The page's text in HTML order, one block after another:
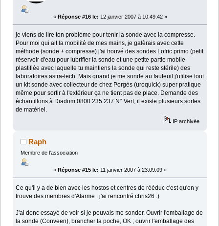
« Réponse #16 le: 12 janvier 2007 à 10:49:42 »
je viens de lire ton problème pour tenir la sonde avec la compresse.
Pour moi qui ait la mobilité de mes mains, je galèrais avec cette
méthode (sonde + compresse) j'ai trouvé des sondes Lofric primo (petit
réservoir d'eau pour lubrifier la sonde et une petite partie mobile
plastifiée avec laquelle tu maintiens la sonde qui reste stérile) des
laboratoires astra-tech. Mais quand je me sonde au fauteuil j'utilise tout
un kit sonde avec collecteur de chez Porgès (uroquick) super pratique
même pour sortir à l'extérieur ça ne tient pas de place. Demande des
échantillons à Diadom 0800 235 237 N° Vert, il existe plusieurs sortes
de matériel.
IP archivée
Raph
Membre de l'association
« Réponse #15 le: 11 janvier 2007 à 23:09:09 »
Ce qu'il y a de bien avec les hostos et centres de rééduc c'est qu'on y
trouve des membres d'Alarme : j'ai rencontré chris26 :)
J'ai donc essayé de voir si je pouvais me sonder. Ouvrir l'emballage de
la sonde (Conveen), brancher la poche, OK ; ouvrir l'emballage des